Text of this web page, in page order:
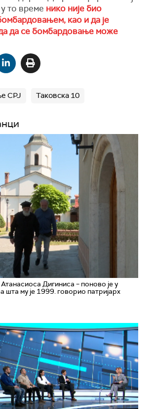
у то време нико није био
као и да је
да се бомбардовање може
СРЈ Таковска 10
Дигиниса – поново је у
шта му је 1999. говорио патријарх